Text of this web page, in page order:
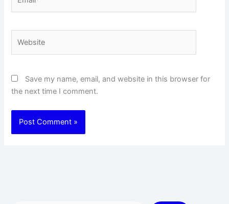
Save my name, email, and website in this browser for
the next time I comment.